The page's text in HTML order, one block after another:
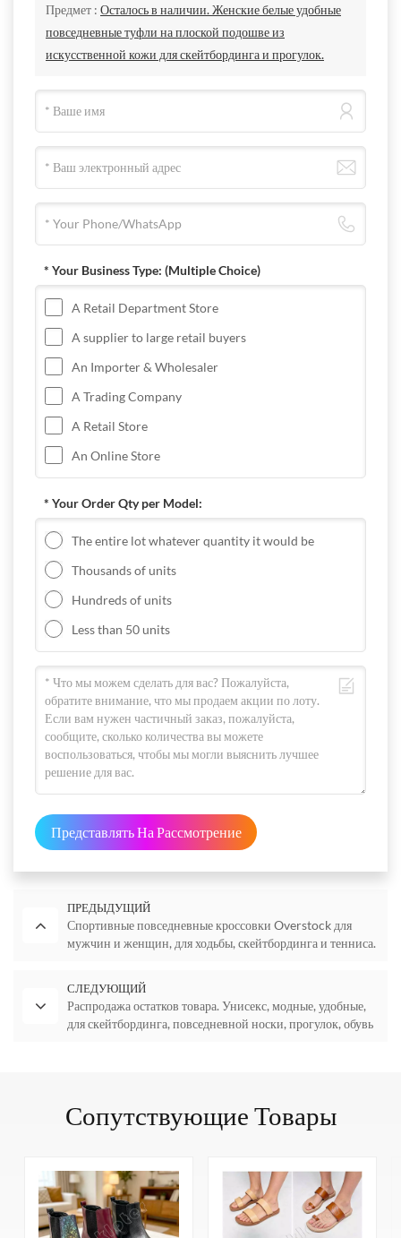
Предмет : Осталось в наличии. Женские белые удобные
повседневные туфли на плоской подошве из
искусственной кожи для скейтбординга и прогулок.
* Your Business Type: (Multiple Choice)
A Retail Department Store
A supplier to large retail buyers
An Importer & Wholesaler
A Trading Company
A Retail Store
An Online Store
* Your Order Qty per Model:
The entire lot whatever quantity it would be
Thousands of units
Hundreds of units
Less than 50 units
Представлять На Рассмотрение
ПРЕДЫДУЩИЙ
Спортивные повседневные кроссовки Overstock для
мужчин и женщин, для ходьбы, скейтбординга и тенниса.
СЛЕДУЮЩИЙ
Распродажа остатков товара. Унисекс, модные, удобные,
для скейтбординга, повседневной носки, прогулок, обувь
Сопутствующие Товары